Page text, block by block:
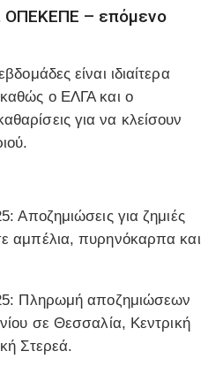
ΟΠΕΚΕΠΕ – επόμενο
είναι ιδιαίτερα
ο ΕΛΓΑ και ο
για να κλείσουν
: Αποζημιώσεις για ζημιές
αμπέλια, πυρηνόκαρπα και
: Πληρωμή αποζημιώσεων
σε Θεσσαλία, Κεντρική
Στερεά.